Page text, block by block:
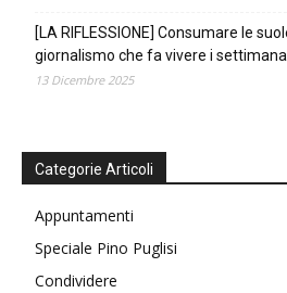
[LA RIFLESSIONE] Consumare le
giornalismo che fa vivere i
13 Dicembre 2025
Categorie Articoli
Appuntamenti
Speciale Pino Puglisi
Condividere